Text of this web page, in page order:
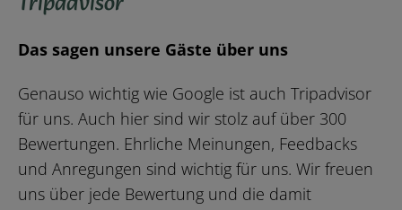
Das sagen unsere Gäste über uns
Genauso wichtig wie Google ist auch Tripadvisor
für uns. Auch hier sind wir stolz auf über 300
Bewertungen. Ehrliche Meinungen, Feedbacks
und Anregungen sind wichtig für uns. Wir freuen
uns über jede Bewertung und die damit